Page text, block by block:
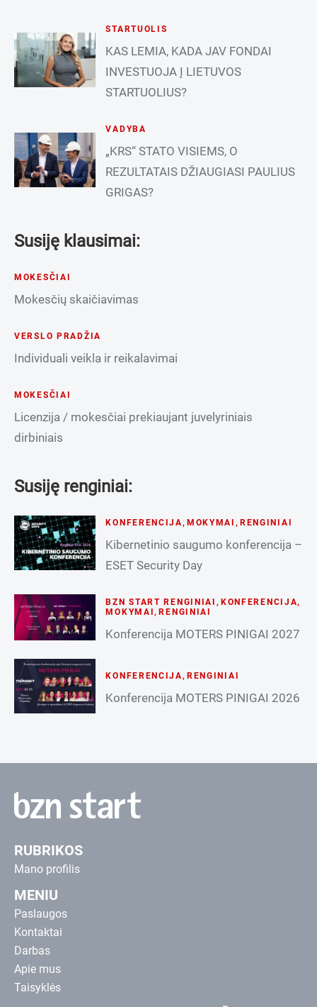
STARTUOLIS
KAS LEMIA, KADA JAV FONDAI
INVESTUOJA Į LIETUVOS
STARTUOLIUS?
VADYBA
„KRS“ STATO VISIEMS, O
REZULTATAIS DŽIAUGIASI PAULIUS
GRIGAS?
Susiję klausimai:
MOKESČIAI
Mokesčių skaičiavimas
VERSLO PRADŽIA
Individuali veikla ir reikalavimai
MOKESČIAI
Licenzija / mokesčiai prekiaujant juvelyriniais
dirbiniais
Susiję renginiai:
KONFERENCIJA , MOKYMAI , RENGINIAI
Kibernetinio saugumo konferencija –
ESET Security Day
BZN START RENGINIAI , KONFERENCIJA,
MOKYMAI ,RENGINIAI
Konferencija MOTERS PINIGAI 2027
KONFERENCIJA , RENGINIAI
Konferencija MOTERS PINIGAI 2026
RUBRIKOS
Mano profilis
MENIU
Paslaugos
Kontaktai
Darbas
Apie mus
Taisyklės